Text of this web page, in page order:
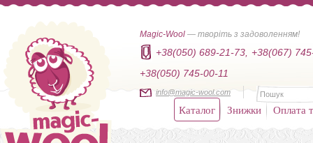
Magic-Wool — творіть з задоволенням!
+38(050) 689-21-73,
+38(067)
+38(050) 745-00-11
info@magic-wool.com
Каталог Знижки Оплата